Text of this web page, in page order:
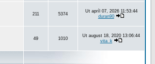
211 5374
Ut apríl 07, 2026 11:53:44
duran90
49 1010
Ut august 18, 2020 13:06:44
vita_k